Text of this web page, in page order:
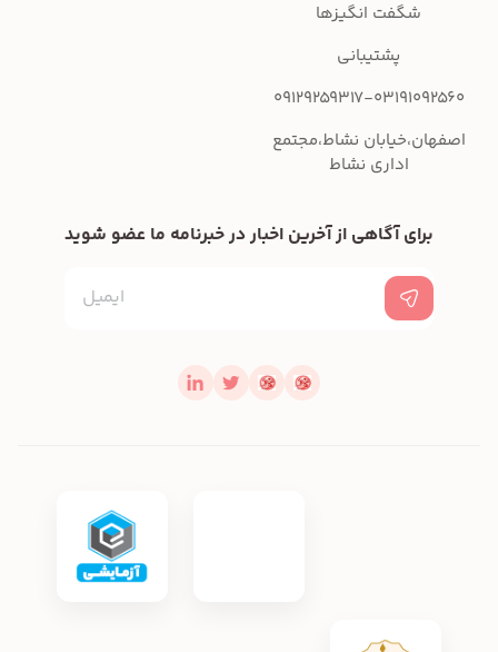
شگفت انگیزها
پشتیبانی
09129259317-03191092560
اصفهان،خیابان نشاط،مجتمع
اداری نشاط
برای آگاهی از آخرین اخبار در خبرنامه ما عضو شوید